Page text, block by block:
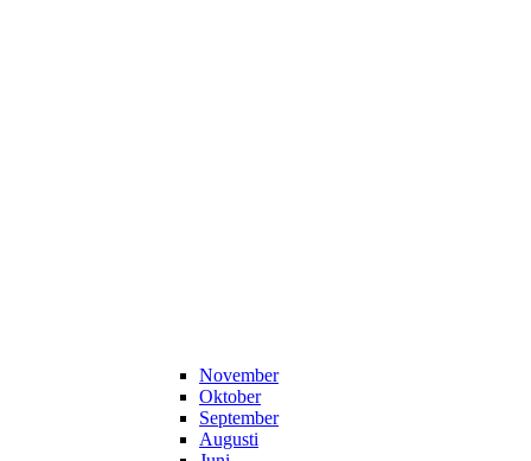
November
Oktober
September
Augusti